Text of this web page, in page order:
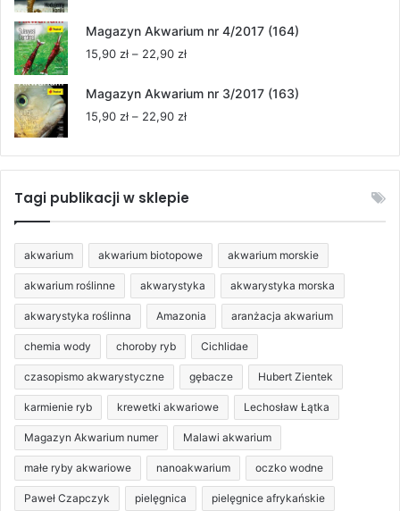
od
Magazyn Akwarium nr 4/2017 (164)
15,90 zł – 22,90 złZakres
od
Magazyn Akwarium nr 3/2017 (163)
15,90 zł – 22,90 złZakres
od
15,90 zł
Tagi publikacji w sklepie
akwarium akwarium biotopowe akwarium morskie
akwarium roślinne akwarystyka akwarystyka morska
akwarystyka roślinna Amazonia aranżacja akwarium
chemia wody choroby ryb Cichlidae
czasopismo akwarystyczne gębacze Hubert Zientek
karmienie ryb krewetki akwariowe Lechosław Łątka
Magazyn Akwarium numer Malawi akwarium
małe ryby akwariowe nanoakwarium oczko wodne
Paweł Czapczyk pielęgnica pielęgnice afrykańskie